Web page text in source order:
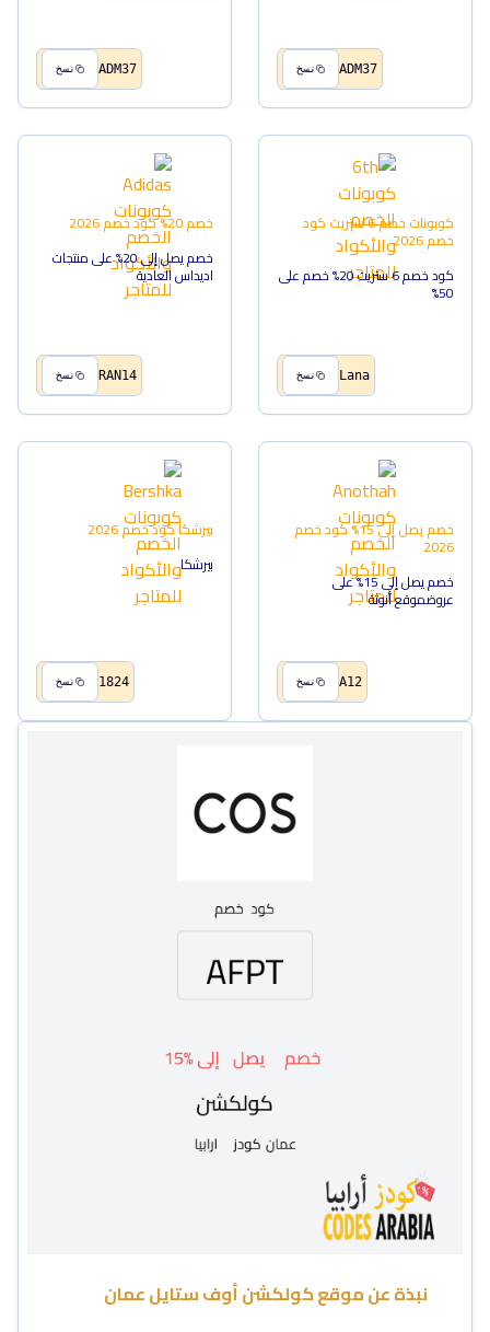
ADM37 نسخ ADM37 نسخ
كوبونات خصم 6 ستريت كود
خصم2026
كود خصم 6 ستريت 20% خصم على
50%
Lana نسخ
خصم 20% كود خصم2026
خصم يصل إلى 20% على منتجات
اديداس العادية
RAN14 نسخ
خصم يصل إلى 15% كود خصم
2026
خصم يصل إلى 15% على
عروضموقع أنوثة
A12 نسخ
بيرشكاكود خصم2026
بيرشكا
1824 نسخ
نبذة عن موقع كولكشن أوف ستايل عمان